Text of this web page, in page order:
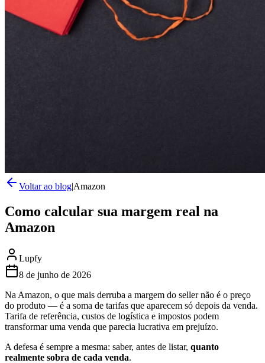
Voltar ao blog|Amazon
Como calcular sua margem real na
Amazon
Lupfy
8 de junho de 2026
Na Amazon, o que mais derruba a margem do seller não é o preço
do produto — é a soma de tarifas que aparecem só depois da venda.
Tarifa de referência, custos de logística e impostos podem
transformar uma venda que parecia lucrativa em prejuízo.
A defesa é sempre a mesma: saber, antes de listar, quanto
realmente sobra de cada venda.